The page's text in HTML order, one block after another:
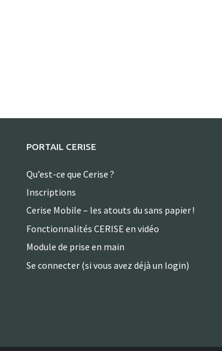
PORTAIL CERISE
Qu’est-ce que Cerise ?
Inscriptions
Cerise Mobile – les atouts du sans papier !
Fonctionnalités CERISE en vidéo
Module de prise en main
Se connecter (si vous avez déjà un login)